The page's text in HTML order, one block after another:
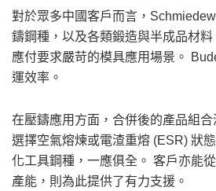
對於眾多中國客戶而言，
鑄鋼種，以及各類鍛造與半成品材
應付要求嚴苛的模具應用場景。
運效率。
在壓鑄應用方面，合併後的產品組
選擇空氣熔煉或電渣重熔 (ESR) 狀
化工具鋼種，一應俱全。 客戶亦能
產能，則為此提供了有力支援。